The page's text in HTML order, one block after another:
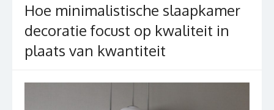
Hoe minimalistische slaapkamer
decoratie focust op kwaliteit in
plaats van kwantiteit